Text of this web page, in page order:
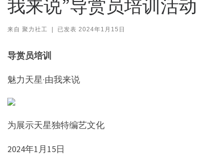
我来说”导赏员培训活动
来自 聚力社工 | 已发表 2024年1月15日
导赏员培训
魅力天星·由我来说
为展示天星独特编艺文化
2024年1月15日